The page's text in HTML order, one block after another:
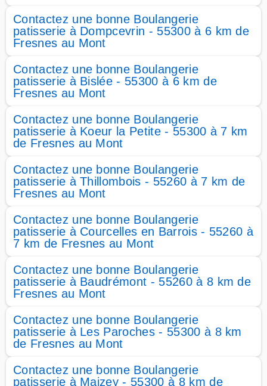
Contactez une bonne Boulangerie
patisserie à Dompcevrin - 55300 à 6 km de
Fresnes au Mont
Contactez une bonne Boulangerie
patisserie à Bislée - 55300 à 6 km de
Fresnes au Mont
Contactez une bonne Boulangerie
patisserie à Koeur la Petite - 55300 à 7 km
de Fresnes au Mont
Contactez une bonne Boulangerie
patisserie à Thillombois - 55260 à 7 km de
Fresnes au Mont
Contactez une bonne Boulangerie
patisserie à Courcelles en Barrois - 55260 à
7 km de Fresnes au Mont
Contactez une bonne Boulangerie
patisserie à Baudrémont - 55260 à 8 km de
Fresnes au Mont
Contactez une bonne Boulangerie
patisserie à Les Paroches - 55300 à 8 km
de Fresnes au Mont
Contactez une bonne Boulangerie
patisserie à Maizey - 55300 à 8 km de